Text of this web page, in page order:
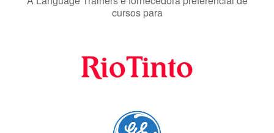
preferenciais